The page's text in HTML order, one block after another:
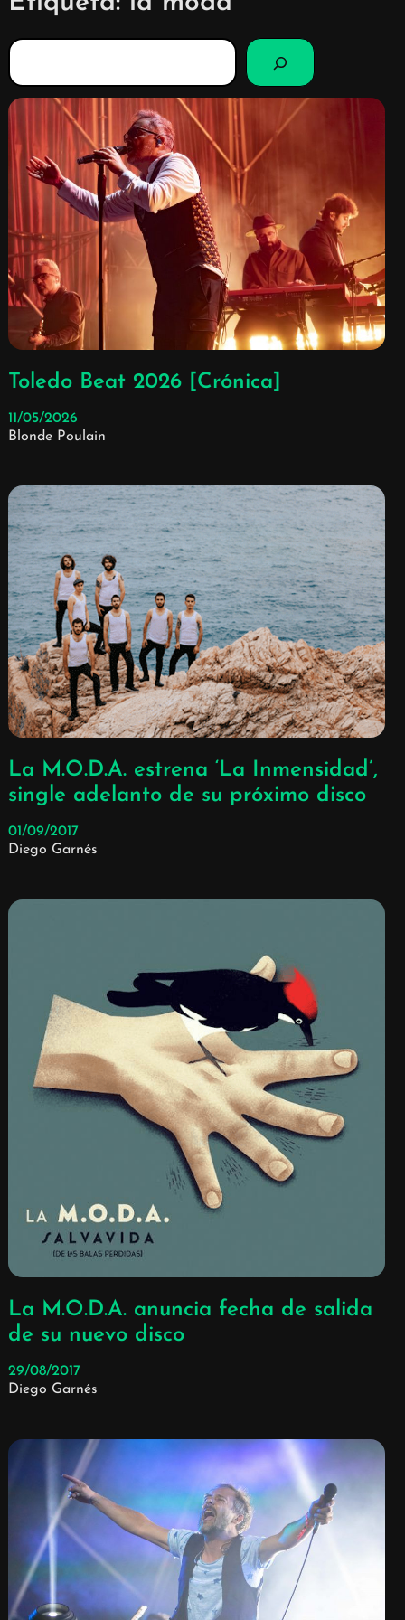
B
u
c
r
Toledo Beat 2026 [Crónica]
11/05/2026
Blonde Poulain
La M.O.D.A. estrena ‘La Inmensidad’,
single adelanto de su próximo disco
01/09/2017
Diego Garnés
La M.O.D.A. anuncia fecha de salida
de su nuevo disco
29/08/2017
Diego Garnés